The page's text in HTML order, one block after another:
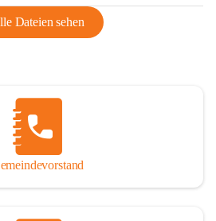
die Bevölkerung dazu gezwungen,
Es kam oft zu nächtlichen
Erst mit dem Anschluss des
Dieser Aufschwung endete
Preissteigerung und
Daher wurde der
Reich begrüßt. Als der Zweite
die Stimmung um. Es starben
weitere 16 werden vermisst.
Dateien sehen